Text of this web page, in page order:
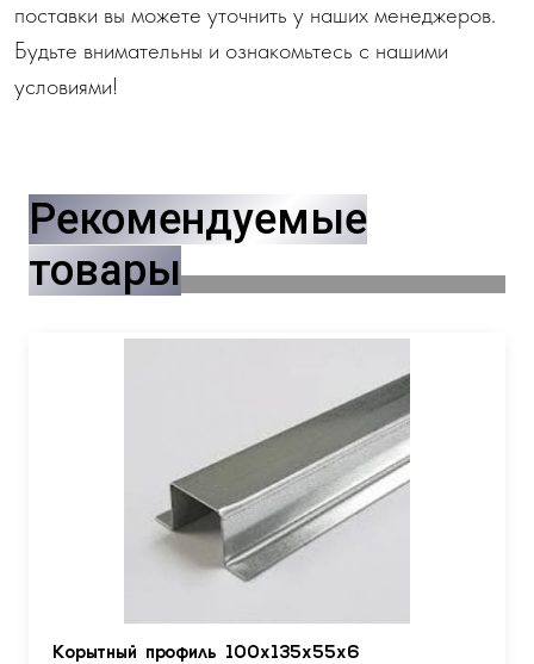
поставки вы можете уточнить у наших менеджеров.
Будьте внимательны и ознакомьтесь с нашими
условиями!
Рекомендуемые
товары
Корытный профиль 100х135х55х6